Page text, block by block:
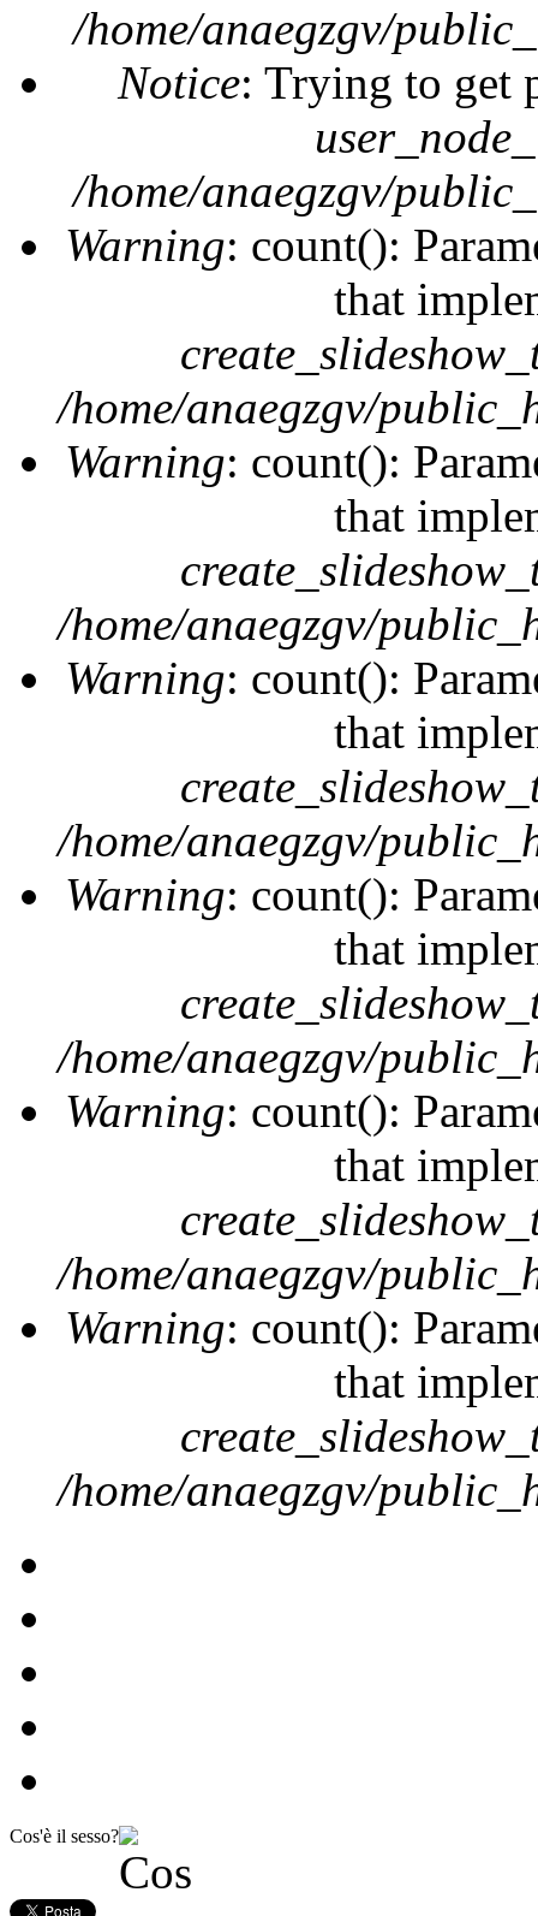
/home/anaegzgv/
Notice: Trying to get
/home/anaegzgv/
Warning: count():
that
/home/anaegzgv/
Warning: count():
that
/home/anaegzgv/
Warning: count():
that
/home/anaegzgv/
Warning: count():
that
/home/anaegzgv/
Warning: count():
that
/home/anaegzgv/
Warning: count():
that
/home/anaegzgv/
Cos'è il sesso?